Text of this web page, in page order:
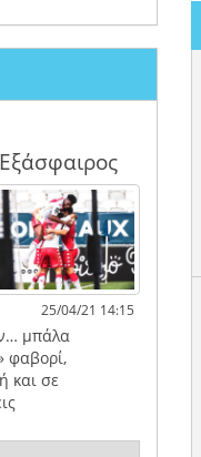
Εξάσφαιρος
25/04/21 14:15
μπάλα
φαβορί,
και σε